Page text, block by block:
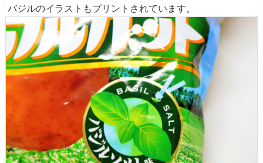
バジルのイラストもプリントされています。